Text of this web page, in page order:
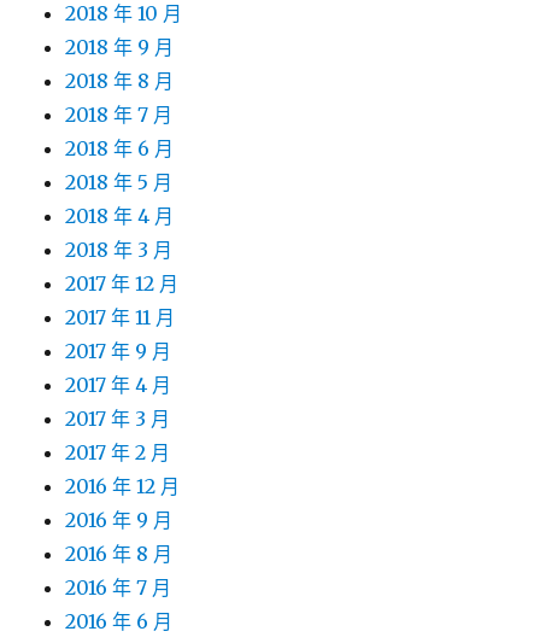
2018 年 10 月
2018 年 9 月
2018 年 8 月
2018 年 7 月
2018 年 6 月
2018 年 5 月
2018 年 4 月
2018 年 3 月
2017 年 12 月
2017 年 11 月
2017 年 9 月
2017 年 4 月
2017 年 3 月
2017 年 2 月
2016 年 12 月
2016 年 9 月
2016 年 8 月
2016 年 7 月
2016 年 6 月